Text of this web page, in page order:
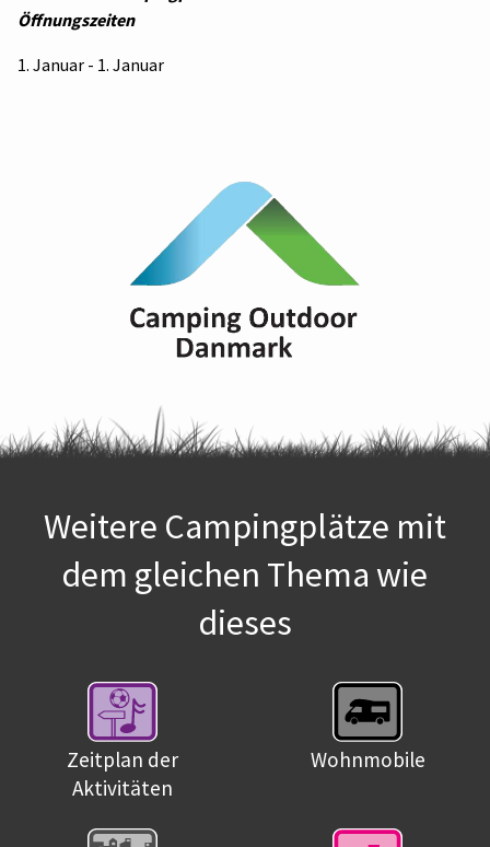
Öffnungszeiten
1. Januar - 1. Januar
Weitere Campingplätze mit
dem gleichen Thema wie
dieses
Zeitplan der
Aktivitäten
Wohnmobile